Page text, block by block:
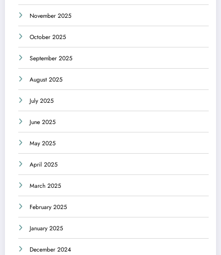
November 2025
October 2025
September 2025
August 2025
July 2025
June 2025
May 2025
April 2025
March 2025
February 2025
January 2025
December 2024